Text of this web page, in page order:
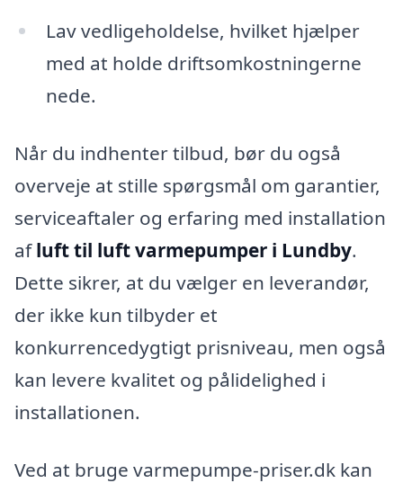
Lav vedligeholdelse, hvilket hjælper
med at holde driftsomkostningerne
nede.
Når du indhenter tilbud, bør du også
overveje at stille spørgsmål om garantier,
serviceaftaler og erfaring med installation
afluft til luft varmepumper i Lundby.
Dette sikrer, at du vælger en leverandør,
der ikke kun tilbyder et
konkurrencedygtigt prisniveau, men også
kan levere kvalitet og pålidelighed i
installationen.
Ved at bruge varmepumpe-priser.dk kan